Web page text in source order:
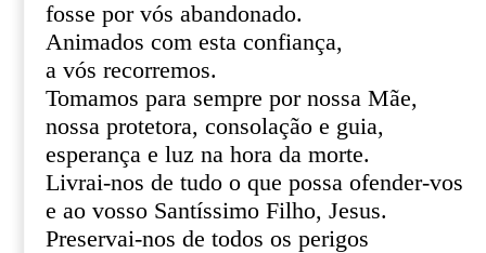
fosse por vós abandonado.
Animados com esta confiança,
a vós recorremos.
Tomamos para sempre por nossa Mãe,
nossa protetora, consolação e guia,
esperança e luz na hora da morte.
Livrai-nos de tudo o que possa ofender-vos
e ao vosso Santíssimo Filho, Jesus.
Preservai-nos de todos os perigos